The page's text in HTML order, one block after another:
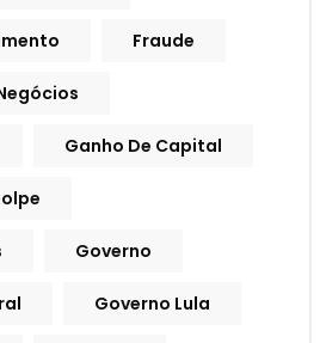
Fraude
Ganho De Capital
Governo
Governo Lula